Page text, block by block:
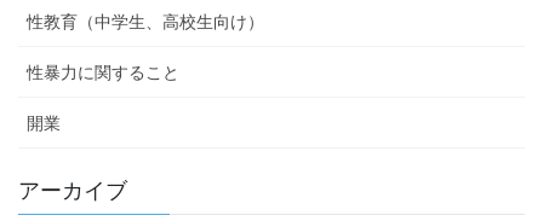
性教育（中学生、高校生向け）
性暴力に関すること
開業
アーカイブ